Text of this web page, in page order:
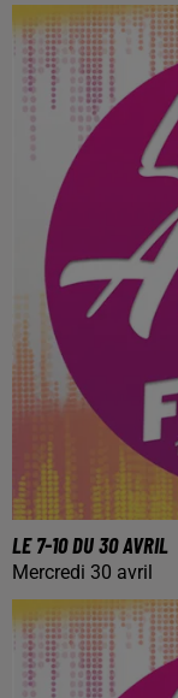
LE 7-10 DU 30 AVRIL
Mercredi 30 avril